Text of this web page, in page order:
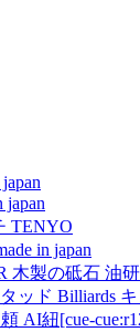
japan
TENYO
in japan
木製の砥石 油
ッド Billiards
AI紐[cue-